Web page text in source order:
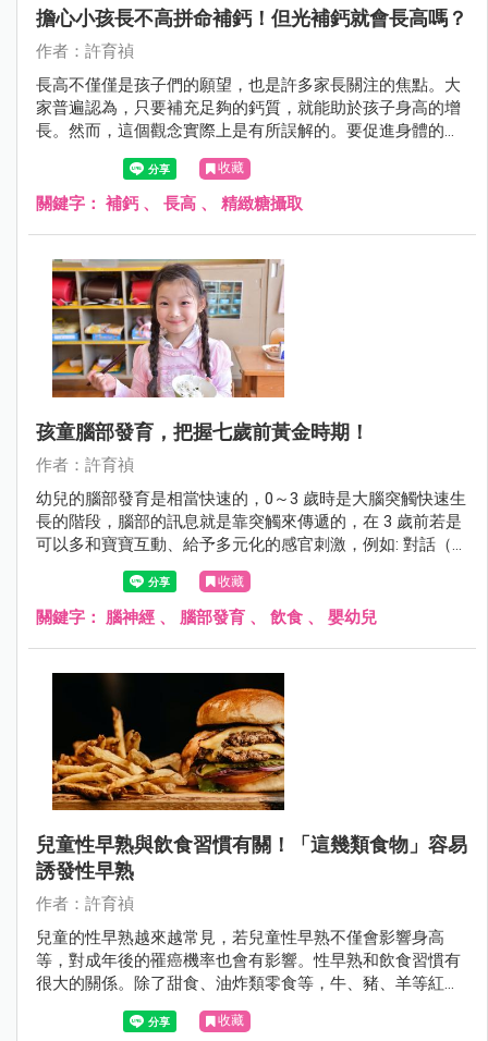
擔心小孩長不高拼命補鈣！但光補鈣就會長高嗎？
作者：許育禎
長高不僅僅是孩子們的願望，也是許多家長關注的焦點。大
家普遍認為，只要補充足夠的鈣質，就能助於孩子身高的增
長。然而，這個觀念實際上是有所誤解的。要促進身體的正
常發育和長高，除了鈣質之外，還需要其他多種營養素的共
收藏
關鍵字： 補鈣、 長高 、 精緻糖攝取
孩童腦部發育，把握七歲前黃金時期！
作者：許育禎
幼兒的腦部發育是相當快速的，0～3 歲時是大腦突觸快速生
長的階段，腦部的訊息就是靠突觸來傳遞的，在 3 歲前若是
可以多和寶寶互動、給予多元化的感官刺激，例如: 對話（聽
覺）、觸摸或按摩（觸覺）、帶出門看世界（視覺），這些
行為都可以幫助突觸的建立，有助於腦部的發育。
收藏
關鍵字： 腦神經 、 腦部發育 、 飲食 、 嬰幼兒
兒童性早熟與飲食習慣有關！「這幾類食物」容易
誘發性早熟
作者：許育禎
兒童的性早熟越來越常見，若兒童性早熟不僅會影響身高
等，對成年後的罹癌機率也會有影響。性早熟和飲食習慣有
很大的關係。除了甜食、油炸類零食等，牛、豬、羊等紅
肉，以及速食餐廳裡見的香腸、火腿等加工食品也容易導致
兒童性早熟的食物，專家建議兒童從小落實地中海飲食法
收藏